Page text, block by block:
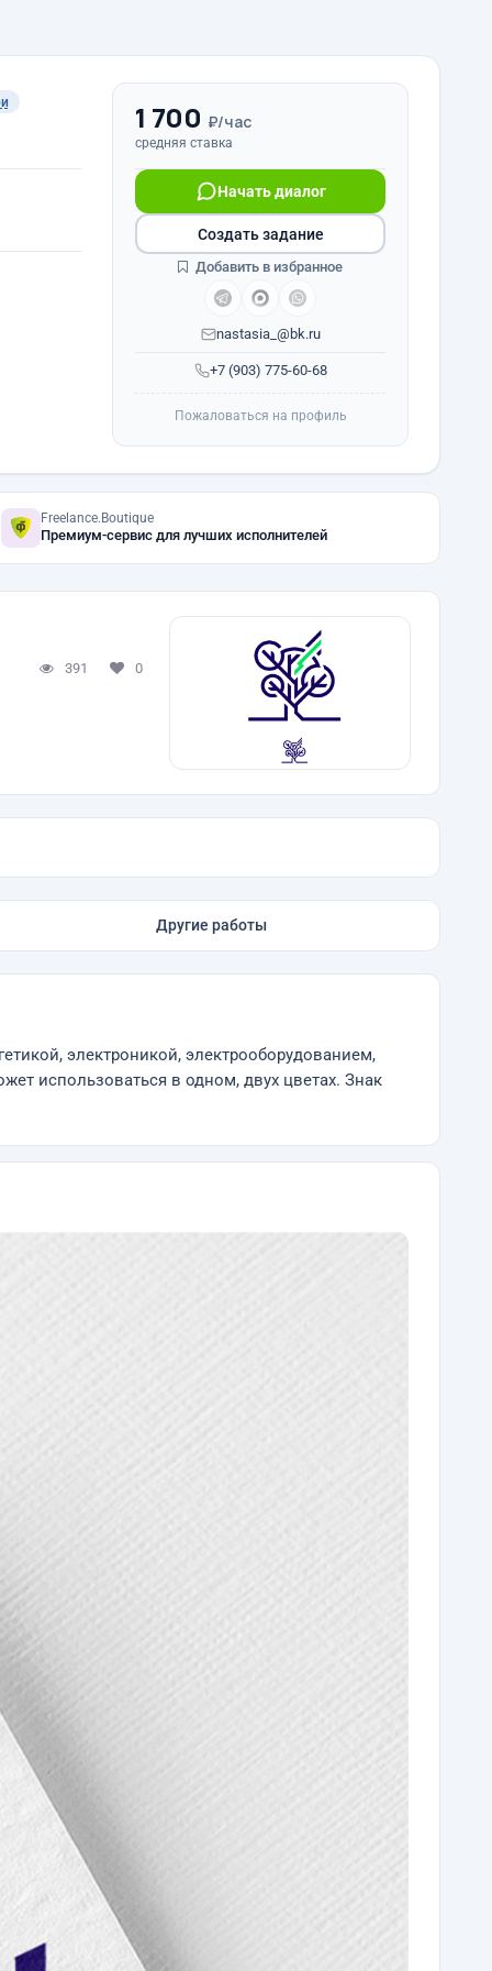
1 700 ₽/час
средняя ставка
+7 (903) 775-60-68
Начать диалог
nastasia_@bk.ru
Создать задание
Добавить в избранное
Пожаловаться на профиль
Freelance.Boutique
Премиум-сервис для лучших исполнителей
391 0
Другие работы
электроникой, электрооборудованием,
использоваться в одном, двух цветах. Знак